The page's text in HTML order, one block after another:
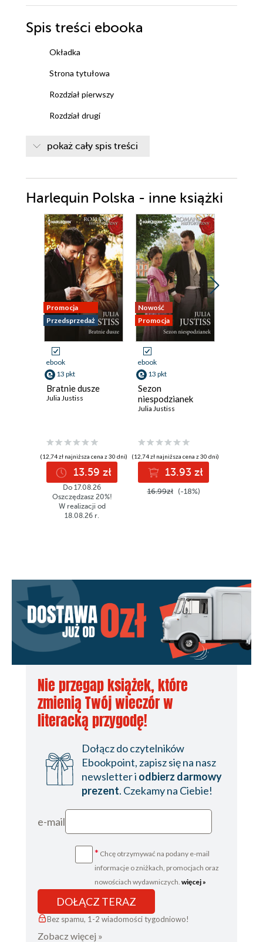
Spis treści ebooka
Okładka
Strona tytułowa
Rozdział pierwszy
Rozdział drugi
Rozdział piąty
Rozdział szósty
Rozdział siódmy
Rozdział ósmy
Rozdział dziewiąty
Rozdział dziesiąty
Rozdział jedenasty
Rozdział dwunasty
Rozdział trzynasty
Strona redakcyjna
pokaż cały spis treści
Harlequin Polska - inne książki
Promocja
Przedsprzedaż
ebook
13 pkt
Bratnie dusze
Julia Justiss
(12,74 zł najniższa cena z 30 dni)
13.59 zł
Do 17.08.26
Oszczędzasz 20%!
W realizacji od
18.08.26 r.
Nowość
Promocja
ebook
13 pkt
Sezon
niespodzianek
Julia Justiss
(12,74 zł najniższa cena z 30 dni)
13.93 zł
16.99zł (-18%)
Nie przegap książek, które
zmienią Twój wieczór w
literacką przygodę!
Dołącz do czytelników
Ebookpoint, zapisz się na nasz
newsletter i odbierz darmowy
prezent. Czekamy na Ciebie!
e-mail
* Chcę otrzymywać na podany e-mail
informacje o zniżkach, promocjach oraz
nowościach wydawniczych. więcej »
DOŁĄCZ TERAZ
Bez spamu, 1-2 wiadomości tygodniowo!
Zobacz więcej »